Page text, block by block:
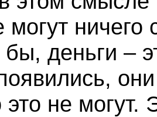
могут
бы, деньги –
не могут.